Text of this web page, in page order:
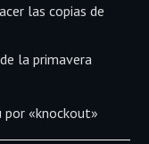
las copias de
la primavera
«knockout»